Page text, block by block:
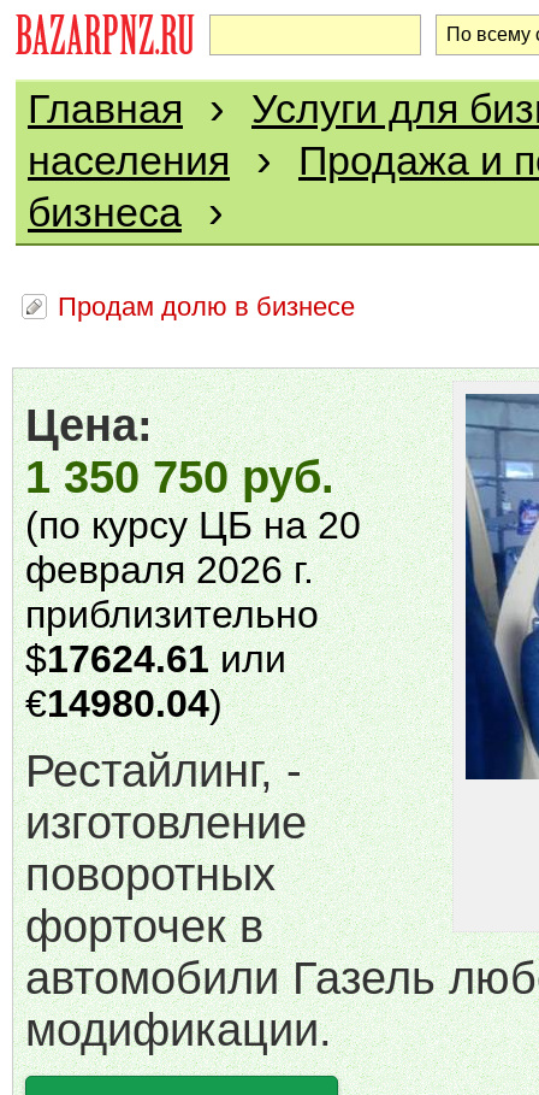
Главная › Услуги для
населения
›
Продажа и
бизнеса ›
Продам долю в бизнесе
Цена:
1 350 750 руб.
(по курсу ЦБ на 20
февраля 2026 г.
приблизительно
$17624.61или
€14980.04)
Рестайлинг, -
изготовление
поворотных
форточек в
автомобили Газель
модификации.